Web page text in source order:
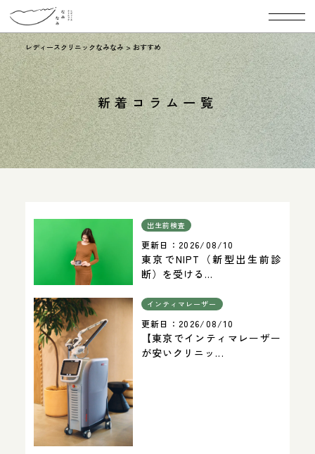
レディースクリニックなみなみ> おすすめ
新着コラム一覧
出生前検査
更新日： 2026/08/10
東京でNIPT（新型出生前診
断）を受ける...
インティマレーザー
更新日： 2026/08/10
【東京でインティマレーザー
が安いクリニッ...